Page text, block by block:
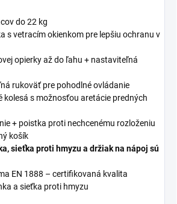
do 22 kg
s vetracím okienkom pre lepšiu ochranu v
opierky až do ľahu + nastaviteľná
rukoväť pre pohodlné ovládanie
kolesá s možnosťou aretácie predných
+ poistka proti nechcenému rozloženiu
košík
sieťka proti hmyzu a držiak na nápoj sú
EN 1888 – certifikovaná kvalita
a sieťka proti hmyzu